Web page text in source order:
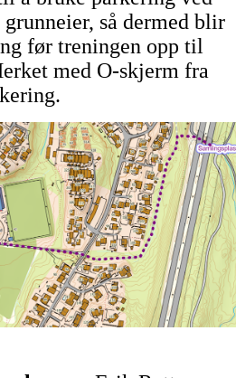
grunneier, så dermed blir
før treningen opp til
med O-skjerm fra